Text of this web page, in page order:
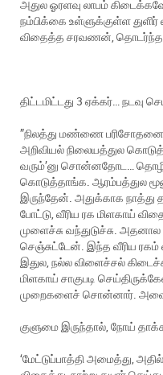
அதுல ஓரளவு லாபம்
நம்பிக்கை உள்ளுக்குள்ள துளிர்
விதைத்த சரவணன்,
திட்டமிட்டது 3 ஏக்கர்… நடவு
”நிலத்து மண்ணை
அறிவியல் நிலையத்துல
வரும்’னு சொன்னதோட…
கொடுத்தாங்க. ஆரம்பத்துல
இருந்தேன். அதுக்காக நாத்து
போட்டு, வீரிய ரக மிளகாய்
முளைச்சு வந்துடுச்சு.
செஞ்சுட்டேன். இந்த வீரிய ரகம்
இதுல, நல்ல விளைச்சல்
மிளகாய் சாகுபடி
முறைகளைச் சொன்னார். அவை
குளுமை இருந்தால், நோய்
‘மேட்டுப்பாத்தி அமைத்து,